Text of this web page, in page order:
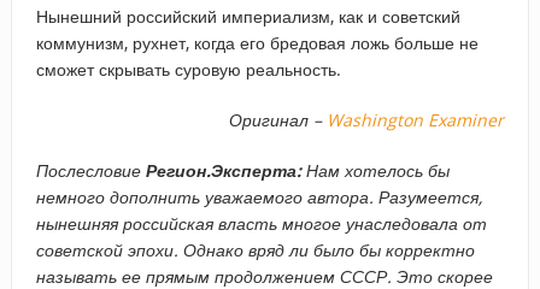
Нынешний российский империализм, как и советский
коммунизм, рухнет, когда его бредовая ложь больше не
сможет скрывать суровую реальность.
Оригинал – Washington Examiner
ПослесловиеРегион.Эксперта:Нам хотелось бы
немного дополнить уважаемого автора. Разумеется,
нынешняя российская власть многое унаследовала от
советской эпохи. Однако вряд ли было бы корректно
называть ее прямым продолжением СССР. Это скорее